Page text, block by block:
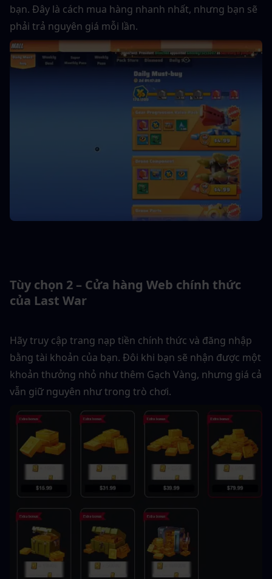
bạn. Đây là cách mua hàng nhanh nhất, nhưng bạn sẽ
phải trả nguyên giá mỗi lần.
Tùy chọn 2 – Cửa hàng Web chính thức
của Last War
Hãy truy cập trang nạp tiền chính thức và đăng nhập
bằng tài khoản của bạn. Đôi khi bạn sẽ nhận được một
khoản thưởng nhỏ như thêm Gạch Vàng, nhưng giá cả
vẫn giữ nguyên như trong trò chơi.